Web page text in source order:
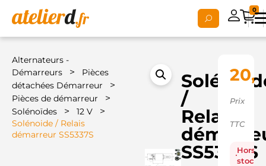
0
Alternateurs -
Démarreurs
>
Pièces
détachées Démarreur
>
Pièces de démarreur >
Solénoïdes > 12 V >
Solénoide / Relais
démarreur SS5337S
/
Relais
SS5337S
Prix
TTC
Hors
stock